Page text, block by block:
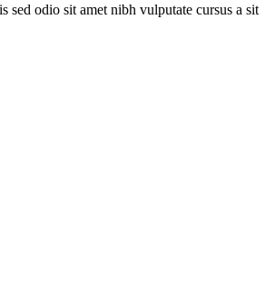
odio sit amet nibh vulputate cursus a sit